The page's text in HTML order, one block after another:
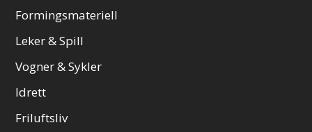
Formingsmateriell
Leker & Spill
Vogner & Sykler
Idrett
Friluftsliv